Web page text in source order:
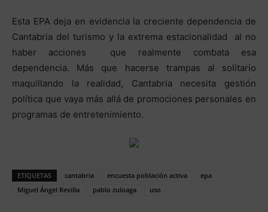
Esta EPA deja en evidencia la creciente dependencia de
Cantabria del turismo y la extrema estacionalidad al no
haber acciones que realmente combata esa
dependencia. Más que hacerse trampas al solitario
maquillando la realidad, Cantabria necesita gestión
política que vaya más allá de promociones personales en
programas de entretenimiento.
ETIQUETAS cantabria encuesta población activa
epa
Miguel Ángel Revilla
pablo zuloaga uso